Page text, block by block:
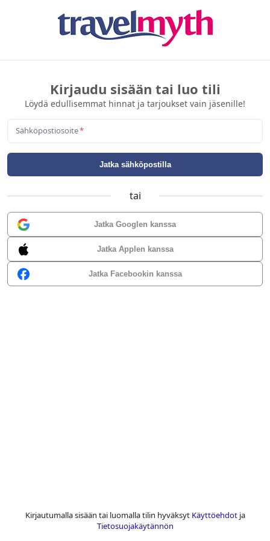
Kirjaudu sisään tai luo tili
Löydä edullisemmat hinnat ja tarjoukset vain jäsenille!
Sähköpostiosoite*
Jatka sähköpostilla
tai
Jatka Googlen kanssa
Jatka Applen kanssa
Jatka Facebookin kanssa
Kirjautumalla sisään tai luomalla tilin hyväksyt Käyttöehdotja
Tietosuojakäytännön